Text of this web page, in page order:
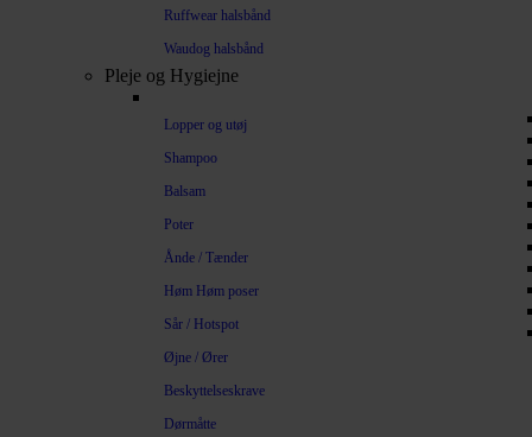
Ruffwear halsbånd
Waudog halsbånd
Pleje og Hygiejne
Lopper og utøj
Shampoo
Balsam
Poter
Ånde / Tænder
Høm Høm poser
Sår / Hotspot
Øjne / Ører
Beskyttelseskrave
Dørmåtte